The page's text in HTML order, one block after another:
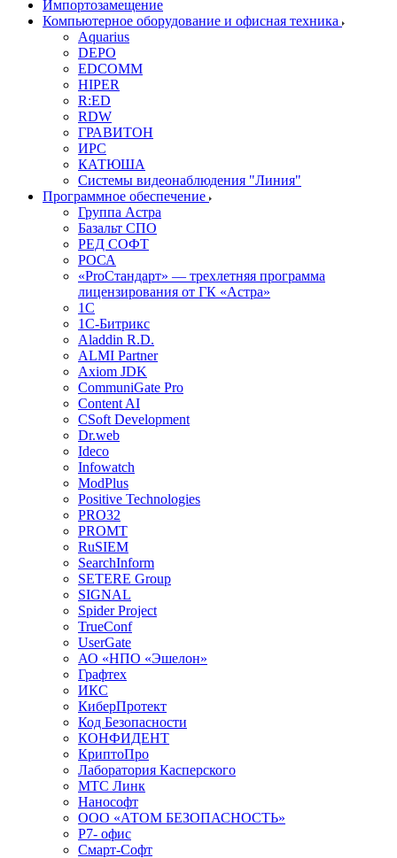
Импортозамещение
Компьютерное оборудование и офисная техника
Aquarius
DEPO
EDCOMM
HIPER
R:ED
RDW
ГРАВИТОН
ИРС
КАТЮША
Системы видеонаблюдения "Линия"
Программное обеспечение
Группа Астра
Базальт СПО
РЕД СОФТ
РОСА
«ProСтандарт» — трехлетняя программа
лицензирования от ГК «Астра»
1С
1С-Битрикc
Aladdin R.D.
ALMI Partner
Axiom JDK
CommuniGate Pro
Content AI
CSoft Development
Dr.web
Ideco
Infowatch
ModPlus
Positive Technologies
PRO32
PROMT
RuSIEM
SearchInform
SETERE Group
SIGNAL
Spider Project
TrueConf
UserGate
АО «НПО «Эшелон»
Графтех
ИКС
КиберПротект
Код Безопасности
КОНФИДЕНТ
КриптоПро
Лаборатория Касперского
МТС Линк
Нанософт
ООО «АТОМ БЕЗОПАСНОСТЬ»
Р7- офис
Смарт-Софт